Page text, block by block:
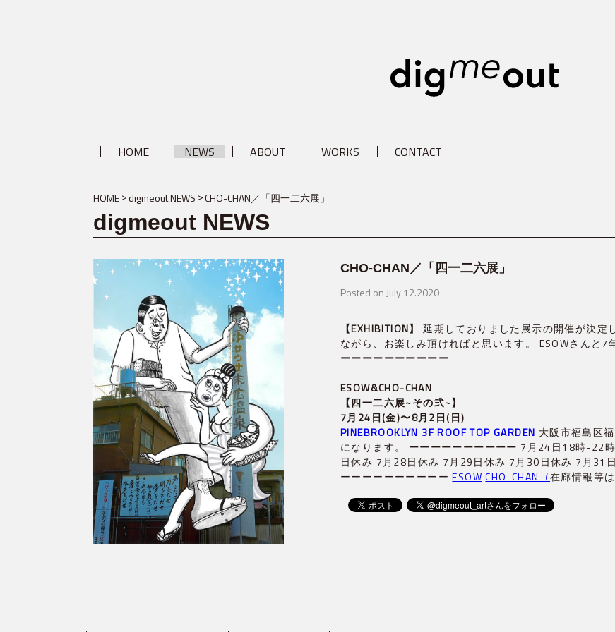
HOME NEWS ABOUT WORKS CONTACT
HOME digmeout NEWS CHO-CHAN／「四一二六展」
digmeout NEWS
CHO-CHAN／「四一二六展」
Posted on July 12.2020
【EXHIBITION】
延期しておりました展示の開催が決定
ながら、お楽しみ頂ければと思います。 ESOWさんと7
ESOW&CHO-CHAN
【四一二六展~その弐~】
PINEBROOKLYN 3F ROOF TOP GARDEN 大阪市福島区
になります。 ーーーーーーーーーー 7月24日18時-22
日休み 7月28日休み 7月29日休み 7月30日休み 7月
ーーーーーーーーーーESOW CHO-CHAN（在廊情報等